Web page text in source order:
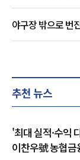
야구장 밖으로 번
추천 뉴스
'최대 실적·수익
이찬우號 농협금